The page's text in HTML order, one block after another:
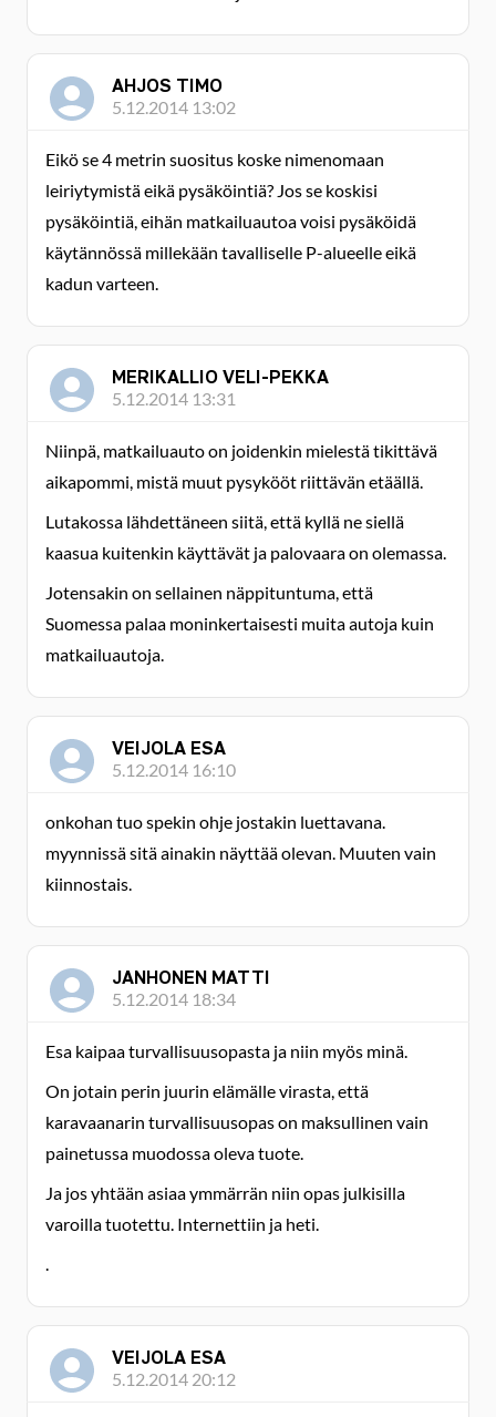
AHJOS TIMO
5.12.2014 13:02
Eikö se 4 metrin suositus koske nimenomaan
leiriytymistä eikä pysäköintiä? Jos se koskisi
pysäköintiä, eihän matkailuautoa voisi pysäköidä
käytännössä millekään tavalliselle P-alueelle eikä
kadun varteen.
MERIKALLIO VELI-PEKKA
5.12.2014 13:31
Niinpä, matkailuauto on joidenkin mielestä tikittävä
aikapommi, mistä muut pysykööt riittävän etäällä.
Lutakossa lähdettäneen siitä, että kyllä ne siellä
kaasua kuitenkin käyttävät ja palovaara on olemassa.
Jotensakin on sellainen näppituntuma, että
Suomessa palaa moninkertaisesti muita autoja kuin
matkailuautoja.
VEIJOLA ESA
5.12.2014 16:10
onkohan tuo spekin ohje jostakin luettavana.
myynnissä sitä ainakin näyttää olevan. Muuten vain
kiinnostais.
JANHONEN MATTI
5.12.2014 18:34
Esa kaipaa turvallisuusopasta ja niin myös minä.
On jotain perin juurin elämälle virasta, että
karavaanarin turvallisuusopas on maksullinen vain
painetussa muodossa oleva tuote.
Ja jos yhtään asiaa ymmärrän niin opas julkisilla
varoilla tuotettu. Internettiin ja heti.
.
VEIJOLA ESA
5.12.2014 20:12